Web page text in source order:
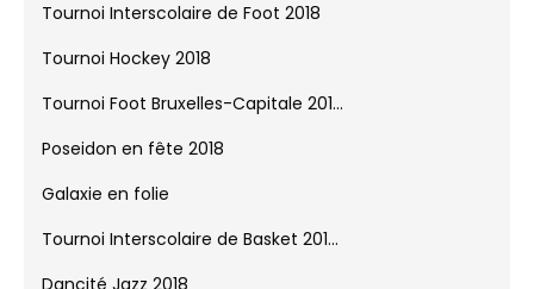
15 km 2018
Commémoration du 8 mai
Fête de quartier Andromède 2018
Tournoi Interscolaire de Foot 2018
Tournoi Hockey 2018
Tournoi Foot Bruxelles-Capitale 201...